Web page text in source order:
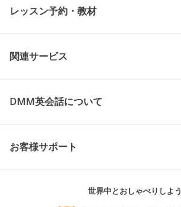
レッスン予約・教材
関連サービス
DMM英会話について
お客様サポート
世界中とおしゃべりしよう